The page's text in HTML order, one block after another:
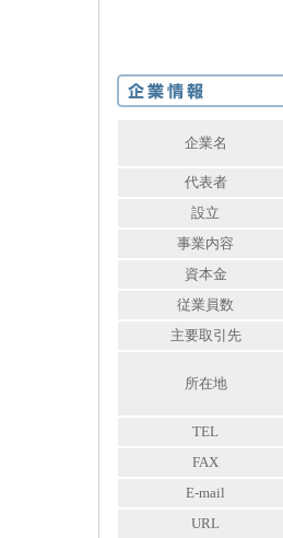
企業名
代表者
設立
事業内容
資本金
従業員数
主要取引先
所在地
TEL
FAX
E-mail
URL